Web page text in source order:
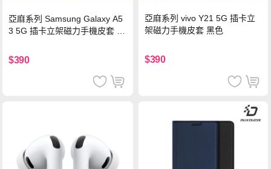
亞麻系列 Samsung Galaxy A5
3 5G 插卡立架磁力手機皮套 藍
$390
亞麻系列 vivo Y21 5G 插卡立
架磁力手機皮套 黑色
$390